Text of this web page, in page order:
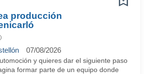
producción
07/08/2026
y quieres dar el siguiente paso
formar parte de un equipo donde